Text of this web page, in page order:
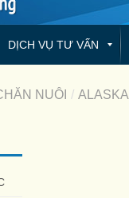
DỊCH VỤ TƯ VẤN
NUÔI / ALASKA